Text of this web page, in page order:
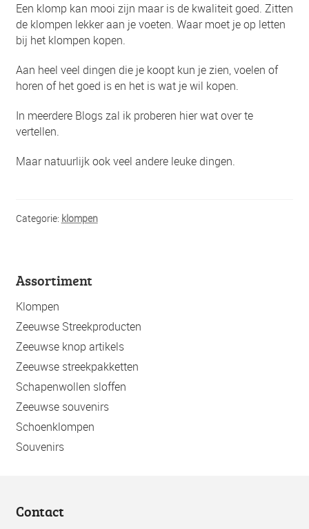
Een klomp kan mooi zijn maar is de kwaliteit goed. Zitten
de klompen lekker aan je voeten. Waar moet je op letten
bij het klompen kopen.
Aan heel veel dingen die je koopt kun je zien, voelen of
horen of het goed is en het is wat je wil kopen.
In meerdere Blogs zal ik proberen hier wat over te
vertellen.
Maar natuurlijk ook veel andere leuke dingen.
Categorie: klompen
Assortiment
Klompen
Zeeuwse Streekproducten
Zeeuwse knop artikels
Zeeuwse streekpakketten
Schapenwollen sloffen
Zeeuwse souvenirs
Schoenklompen
Souvenirs
Contact